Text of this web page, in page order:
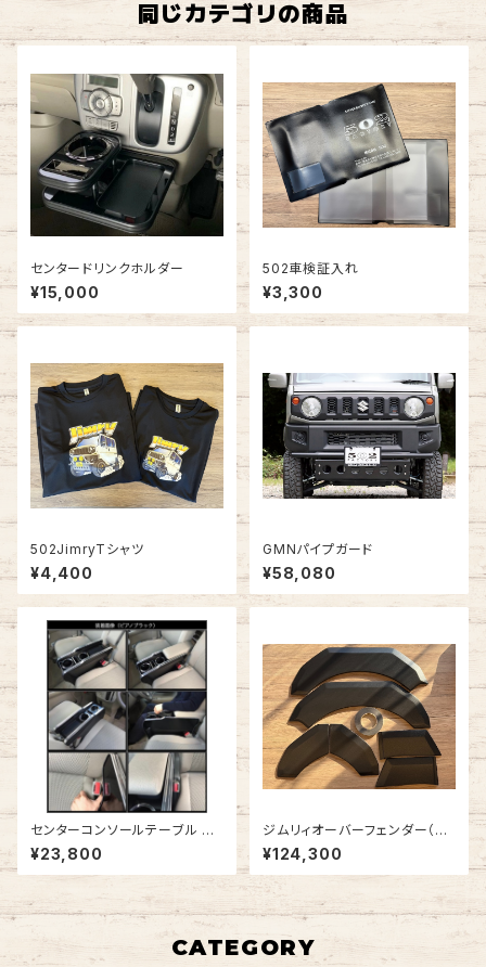
同じカテゴリの商品
センタードリンクホルダー
¥15,000
502車検証入れ
¥3,300
502JimryTシャツ
¥4,400
GMNパイプガード
¥58,080
センターコンソールテーブル エ
ブリィワゴン DA17W
¥23,800
ジムリィオーバーフェンダー（ラ
プター塗装済・細目)
¥124,300
CATEGORY